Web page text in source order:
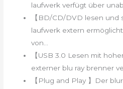
laufwerk verfügt über
【BD/CD/DVD lesen und
laufwerk extern
von...
【USB 3.0 Lesen mit
externer blu ray brenner
【Plug and Play 】Der